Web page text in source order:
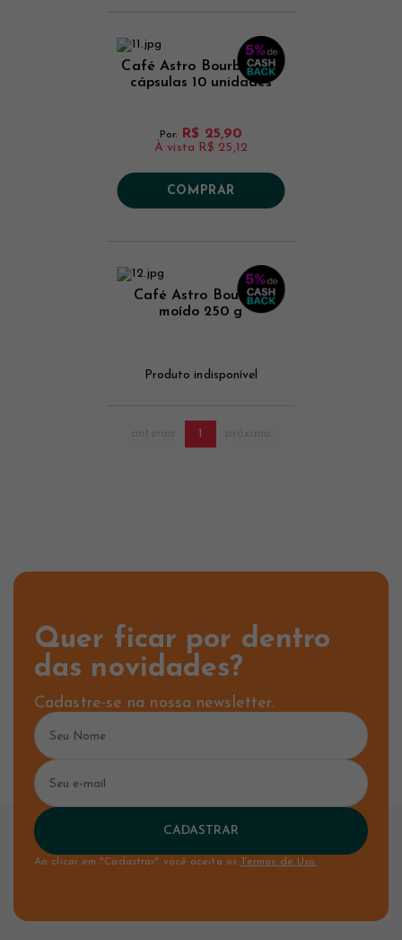
Café Astro Bourbon em
cápsulas 10 unidades
Por: R$ 25,90
À vista R$ 25,12
COMPRAR
Café Astro Bourbon
moído 250 g
Produto indisponível
1
Quer ficar por dentro
das novidades?
Cadastre-se na nossa newsletter.
CADASTRAR
Ao clicar em "Cadastrar" você aceita os Termos de Uso.